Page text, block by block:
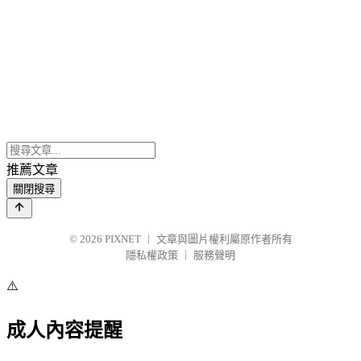
推薦文章
關閉搜尋
© 2026 PIXNET
文章與圖片權利屬原作者所有
隱私權政策
服務聲明
⚠️
成人內容提醒